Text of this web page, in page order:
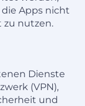
Apps nicht
zu nutzen.
Dienste
(VPN),
und